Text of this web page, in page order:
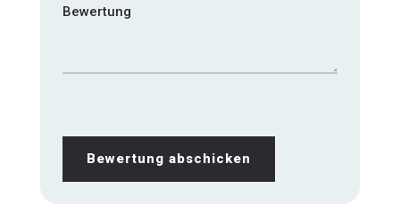
Bewertung
Bewertung abschicken